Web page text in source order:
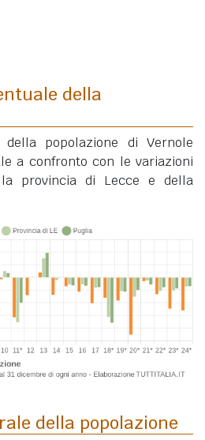
della
popolazione di Vernole
a confronto con le variazioni
provincia di Lecce e della
della popolazione